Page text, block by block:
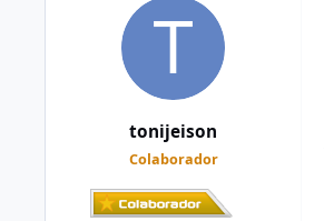
tonijeison
Colaborador